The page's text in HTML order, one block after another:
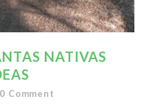
NATIVAS
0 Comment